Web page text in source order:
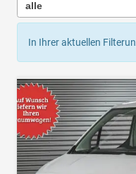
In Ihrer aktuellen